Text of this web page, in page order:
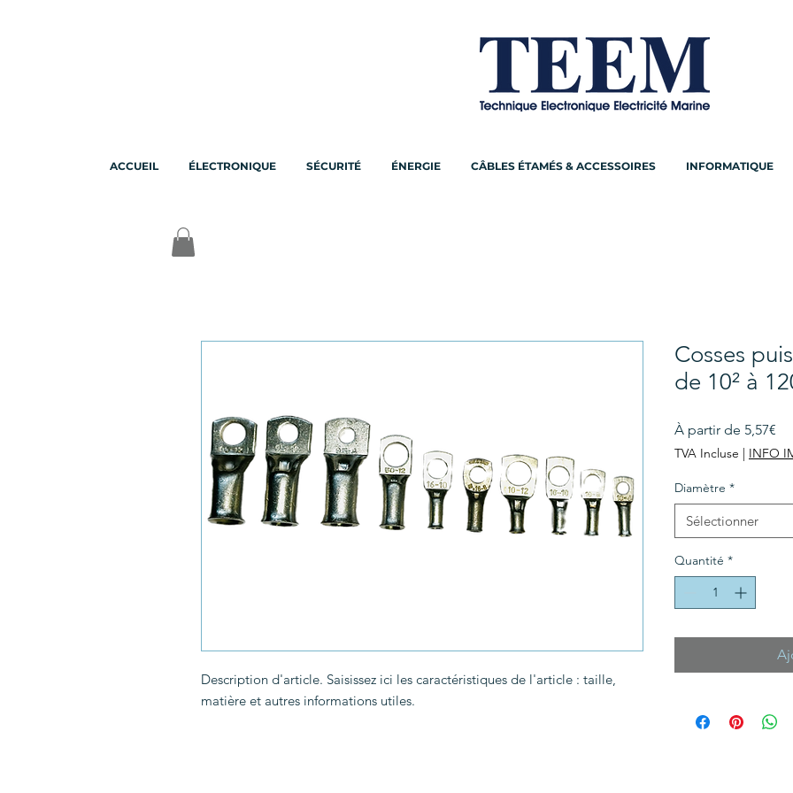
ACCUEIL ÉLECTRONIQUE SÉCURITÉ ÉNERGIE CÂBLES ÉTAMÉS & ACCESSOIRES INFORMATIQUE
Description d'article. Saisissez ici les caractéristiques de l'article : taille,
matière et autres informations utiles.
Cosses
de 10² à
À partir de 5,57€
TVA Incluse | INFO
Diamètre *
Sélectionner
Quantité *